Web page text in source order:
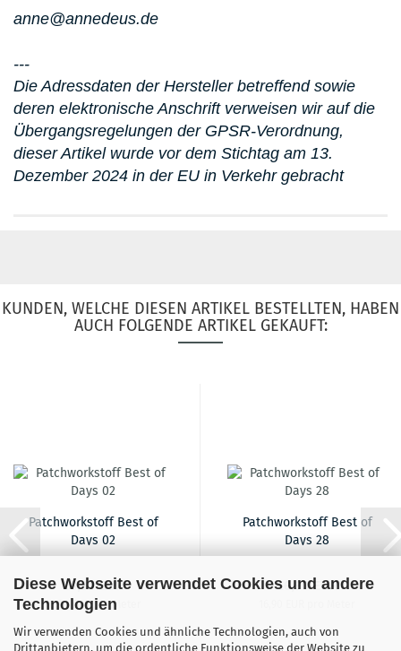
Diese Webseite verwendet Cookies und andere
Technologien
Wir verwenden Cookies und ähnliche Technologien, auch von
Drittanbietern, um die ordentliche Funktionsweise der Website zu
anne@annedeus.de
---
Die Adressdaten der Hersteller betreffend sowie
deren elektronische Anschrift verweisen wir auf die
Übergangsregelungen der GPSR-Verordnung,
dieser Artikel wurde vor dem Stichtag am 13.
Dezember 2024 in der EU in Verkehr gebracht
KUNDEN, WELCHE DIESEN ARTIKEL BESTELLTEN, HABEN
AUCH FOLGENDE ARTIKEL GEKAUFT:
Patchworkstoff Best of
Days 02
16,90 EUR
16,90 EUR pro Meter
Patchworkstoff Best of
Days 28
16,90 EUR